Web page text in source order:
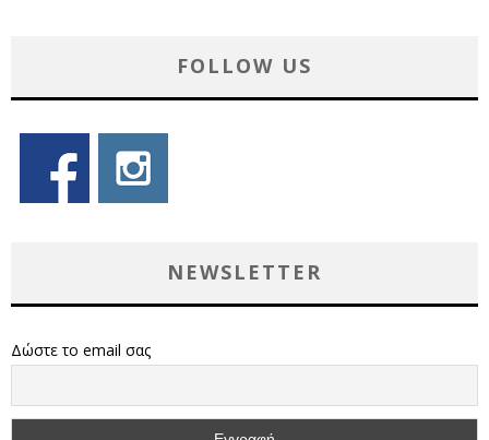
FOLLOW US
NEWSLETTER
Δώστε το email σας